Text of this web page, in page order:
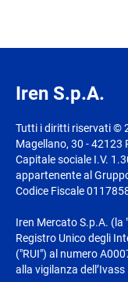
Iren S.p.A.
Tutti i diritti riservati ©
Magellano, 30 - 42123
Capitale sociale I.V.
appartenente al
Codice Fiscale
Iren Mercato S.p.A. (la
Registro Unico degli
("RUI") al numero
alla vigilanza dell’Ivass